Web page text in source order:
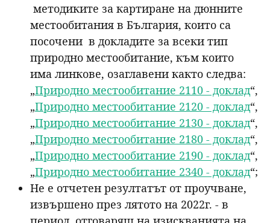
методиките за картиране на дюнните
местообитания в България, които са
посочени в докладите за всеки тип
природно местообитание, към които
има линкове, озаглавени както следва:
„Природно местообитание 2110 - доклад“,
„Природно местообитание 2120 - доклад“,
„Природно местообитание 2130 - доклад“,
„Природно местообитание 2180 - доклад“,
„Природно местообитание 2190 - доклад“,
„Природно местообитание 2340 - доклад“;
Не е отчетен резултатът от проучване,
извършено през лятото на 2022г. - в